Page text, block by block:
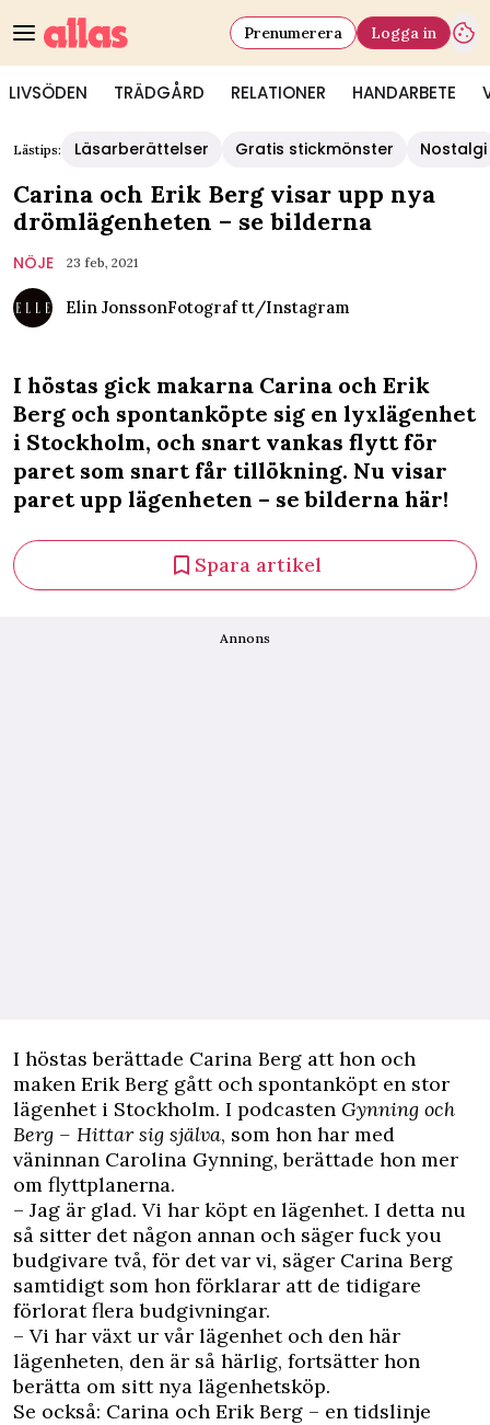
LIVSÖDEN TRÄDGÅRD RELATIONER HANDARBETE
Prenumerera Logga in
Lästips: Läsarberättelser Gratis stickmönster Nostalgi
Carina och Erik Berg visar upp nya
drömlägenheten – se bilderna
NÖJE 23 feb, 2021
Elin JonssonFotograf tt/Instagram
I höstas gick makarna Carina och Erik
Berg och spontanköpte sig en lyxlägenhet
i Stockholm, och snart vankas flytt för
paret som snart får tillökning. Nu visar
paret upp lägenheten – se bilderna här!
Spara artikel
Annons
I höstas berättade Carina Berg att hon och
maken Erik Berg gått och spontanköpt en stor
lägenhet i Stockholm. I podcasten Gynning och
Berg – Hittar sig själva, som hon har med
väninnan Carolina Gynning, berättade hon mer
om flyttplanerna.
– Jag är glad. Vi har köpt en lägenhet. I detta nu
så sitter det någon annan och säger fuck you
budgivare två, för det var vi, säger Carina Berg
samtidigt som hon förklarar att de tidigare
förlorat flera budgivningar.
– Vi har växt ur vår lägenhet och den här
lägenheten, den är så härlig, fortsätter hon
berätta om sitt nya lägenhetsköp.
Se också: Carina och Erik Berg – en tidslinje